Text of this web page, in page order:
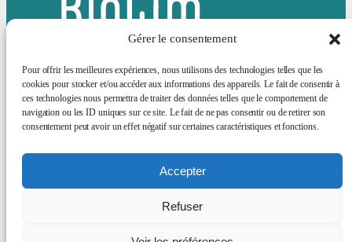
Gérer le consentement
Pour offrir les meilleures expériences, nous utilisons des technologies telles que les
cookies pour stocker et/ou accéder aux informations des appareils. Le fait de consentir à
ces technologies nous permettra de traiter des données telles que le comportement de
navigation ou les ID uniques sur ce site. Le fait de ne pas consentir ou de retirer son
consentement peut avoir un effet négatif sur certaines caractéristiques et fonctions.
Accepter
Refuser
Bluesky
LinkedIn